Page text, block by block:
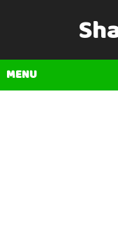
MENU